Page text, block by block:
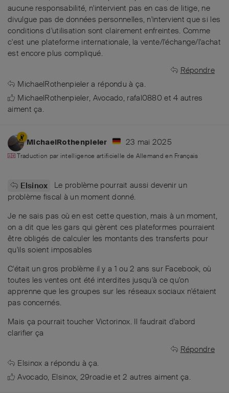
aucune responsabilité, n'intervient pas en cas de litige, ne
divulgue pas de données personnelles, n'intervient que si les
conditions d'utilisation sont clairement enfreintes. Comme
c'est une plateforme internationale, la vente/l'échange/l'achat
est encore plus compliqué.
Répondre
MichaelRothenpieler a répondu à ça.
MichaelRothenpieler, Avocado, rafal0880 et4 autres
aiment ça.
MichaelRothenpieler 23 mai 2025
Traduction par intelligence artificielle de Allemand en Français
Elsinox
Le problème pourrait aussi devenir un
problème fiscal à un moment donné.
Je ne sais pas où en est cette question, mais à un moment,
on a dit que les gars qui gèrent ces plateformes pourraient
être obligés de calculer les montants des transferts pour
qu'ils soient imposables
C'était un gros problème il y a 1 ou 2 ans sur Facebook, où
toutes les ventes ont été interdites jusqu'à ce qu'on
apprenne que les groupes sur les réseaux sociaux n'étaient
pas concernés.
Mais ça pourrait toucher Victorinox. Il faudrait d'abord
clarifier ça
Répondre
Elsinox a répondu à ça.
Avocado, Elsinox, 29roadie et2 autres aiment ça.